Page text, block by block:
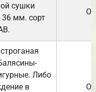
сушки
мм. сорт
Либо
в